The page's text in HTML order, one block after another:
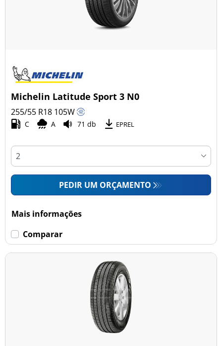
Michelin Latitude Sport 3 N0
255/55 R18 105W
C A 71 db EPREL
PEDIR UM ORÇAMENTO
Mais informações
Comparar